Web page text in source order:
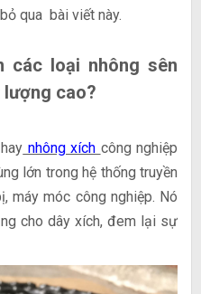
qua bài viết này.
các loại nhông sên
cao?
nhông xích công nghiệp
lớn trong hệ thống truyền
máy móc công nghiệp. Nó
cho dây xích, đem lại sự